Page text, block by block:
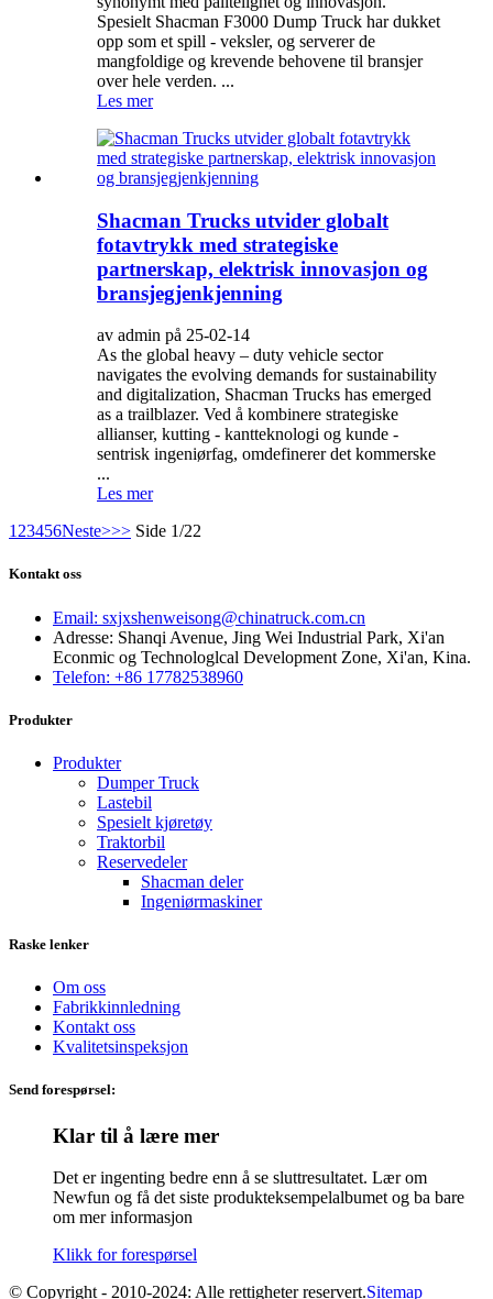
Spesielt Shacman F3000 Dump Truck har dukket
opp som et spill - veksler, og serverer de
mangfoldige og krevende behovene til bransjer
over hele verden. ...
Les mer
Shacman Trucks utvider globalt
fotavtrykk med strategiske
partnerskap, elektrisk innovasjon og
bransjegjenkjenning
av admin på 25-02-14
As the global heavy – duty vehicle sector
navigates the evolving demands for sustainability
and digitalization, Shacman Trucks has emerged
as a trailblazer. Ved å kombinere strategiske
allianser, kutting - kantteknologi og kunde -
sentrisk ingeniørfag, omdefinerer det kommerske
...
Les mer
1 23456Neste>>> Side 1/22
Kontakt oss
Email: sxjxshenweisong@chinatruck.com.cn
Adresse: Shanqi Avenue, Jing Wei Industrial Park, Xi'an
Econmic og Technologlcal Development Zone, Xi'an, Kina.
Telefon: +86 17782538960
Produkter
Produkter
Dumper Truck
Lastebil
Spesielt kjøretøy
Traktorbil
Reservedeler
Shacman deler
Ingeniørmaskiner
Raske lenker
Om oss
Fabrikkinnledning
Kontakt oss
Kvalitetsinspeksjon
Send forespørsel:
Klar til å lære mer
Det er ingenting bedre enn å se sluttresultatet. Lær om
Newfun og få det siste produkteksempelalbumet og ba bare
om mer informasjon
Klikk for forespørsel
© Copyright - 2010-2024: Alle rettigheter reservert.Sitemap